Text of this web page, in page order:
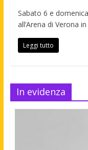
Sabato 6 e
all’Arena di Verona
Leggi tutto
In evidenza